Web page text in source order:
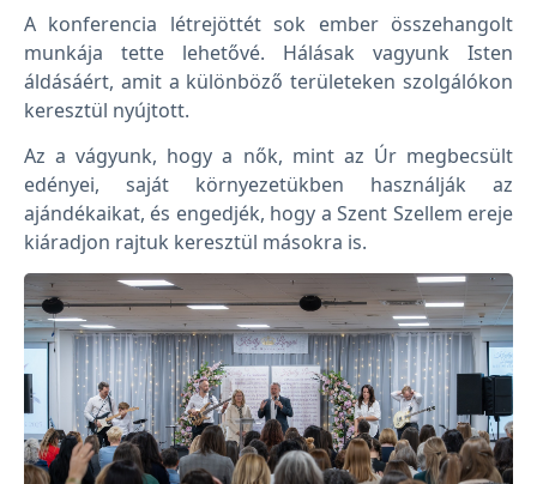
A konferencia létrejöttét sok ember összehangolt
munkája tette lehetővé. Hálásak vagyunk Isten
áldásáért, amit a különböző területeken szolgálókon
keresztül nyújtott.
Az a vágyunk, hogy a nők, mint az Úr megbecsült
edényei, saját környezetükben használják az
ajándékaikat, és engedjék, hogy a Szent Szellem ereje
kiáradjon rajtuk keresztül másokra is.